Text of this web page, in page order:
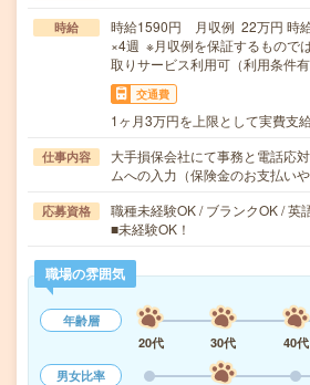
時給
時給1590円 月収例 22万円 時
×4週 ※月収例を保証するもので
取りサービス利用可（利用条件有
交通費
1ヶ月3万円を上限として実費支
仕事内容
大手損保会社にて事務と電話応
ムへの入力（保険金のお支払い
応募資格
職種未経験OK / ブランクOK / 英
■未経験OK！
職場の雰囲気
年齢層
20代
30代 40代
男女比率